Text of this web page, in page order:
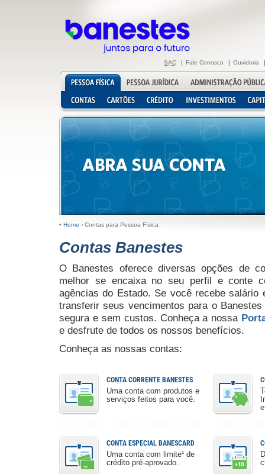
SAC | Fale Conosco | Ouvidoria |
• Home › Contas para Pessoa Física
Contas Banestes
O Banestes oferece diversas opções de
melhor se encaixa no seu perfil e conte
agências do Estado. Se você recebe salário
transferir seus vencimentos para o
segura e sem custos. Conheça a nossa
e desfrute de todos os nossos benefícios.
Conheça as nossas contas:
CONTA CORRENTE BANESTES
Uma conta com produtos e
serviços feitos para você.
CONTA ESPECIAL BANESCARD
Uma conta com limite¹ de
crédito pré-aprovado.